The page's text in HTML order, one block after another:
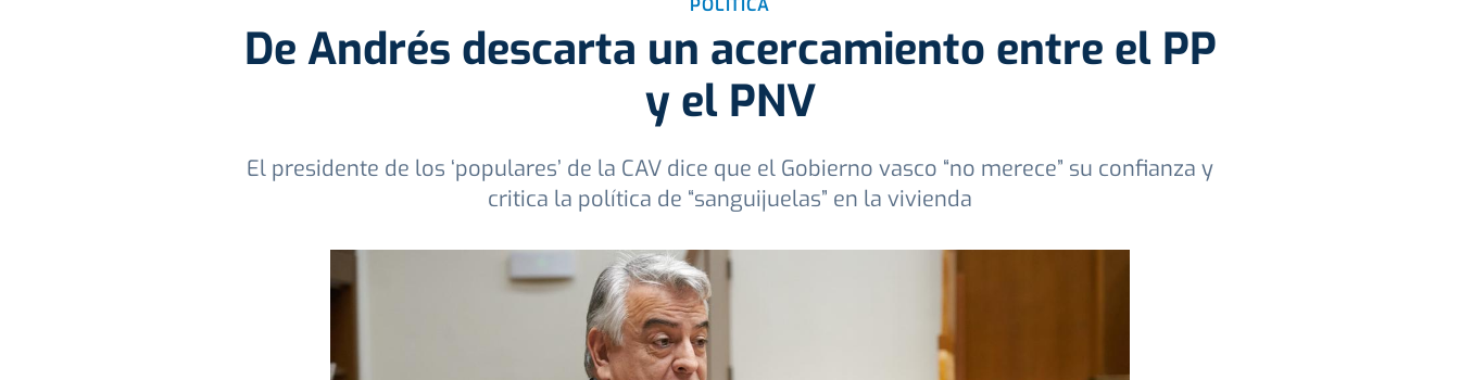
POLÍTICA
De Andrés descarta un acercamiento entre el PP
y el PNV
El presidente de los ‘populares’ de la CAV dice que el Gobierno vasco “no merece” su confianza y
critica la política de “sanguijuelas” en la vivienda